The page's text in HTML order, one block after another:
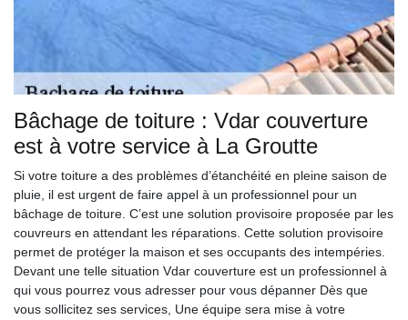
Bâchage de toiture : Vdar couverture
est à votre service à La Groutte
Si votre toiture a des problèmes d’étanchéité en pleine saison de
pluie, il est urgent de faire appel à un professionnel pour un
bâchage de toiture. C’est une solution provisoire proposée par les
couvreurs en attendant les réparations. Cette solution provisoire
permet de protéger la maison et ses occupants des intempéries.
Devant une telle situation Vdar couverture est un professionnel à
qui vous pourrez vous adresser pour vous dépanner Dès que
vous sollicitez ses services, Une équipe sera mise à votre